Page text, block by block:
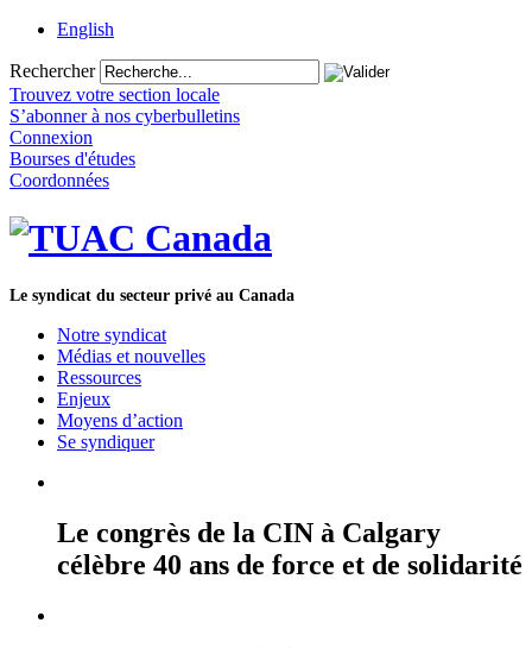
English
Rechercher
Trouvez votre section locale
S’abonner à nos cyberbulletins
Connexion
Bourses d'études
Coordonnées
Le syndicat du secteur privé au Canada
Notre syndicat
Médias et nouvelles
Ressources
Enjeux
Moyens d’action
Se syndiquer
Le congrès de la CIN à Calgary
célèbre 40 ans de force et de solidarité